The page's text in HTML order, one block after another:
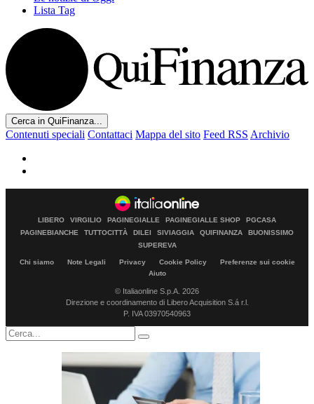
Lista Tag
Cerca in QuiFinanza...
Contenuti speciali Contattaci Mappa del sito Feed RSS Archivio
LIBERO VIRGILIO PAGINEGIALLE PAGINEGIALLE SHOP
PGCASA
PAGINEBIANCHE
TUTTOCITTÀ DILEI SIVIAGGIA QUIFINANZA
BUONISSIMO
SUPEREVA
Chi siamo Note Legali Privacy Cookie Policy
Preferenze sui cookie
Aiuto
© Italiaonline S.p.A. 2026
Direzione e coordinamento di Libero Acquisition S.á r.l.
P. IVA 03970540963